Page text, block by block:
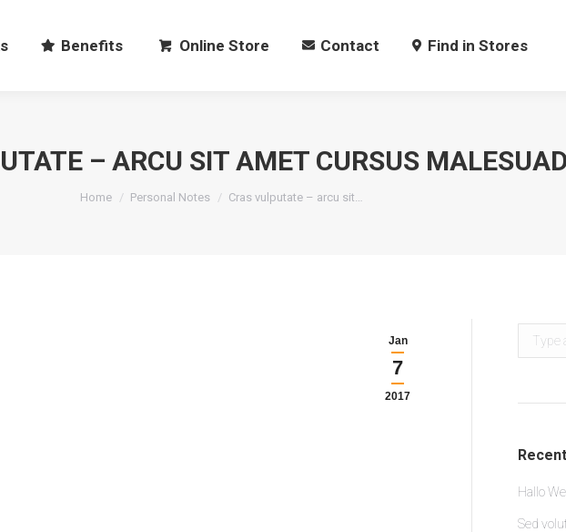
Benefits Online Store Contact Find in Stores
– ARCU SIT AMET CURSUS
You are here:
Home Personal Notes Cras vulputate – arcu sit…
Jan
7
2017
Search:
Hallo
Sed